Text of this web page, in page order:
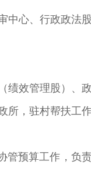
心、行政政法
效管理股）、
，驻村帮扶工作
预算工作，负